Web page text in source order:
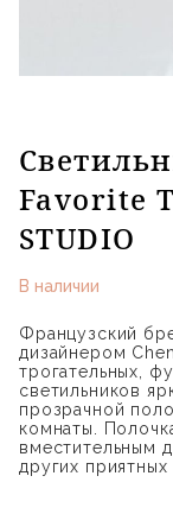
Favorite
STUDIO
В наличии
Французский
дизайнером
трогательных,
светильников
прозрачной
комнаты.
вместительным
других